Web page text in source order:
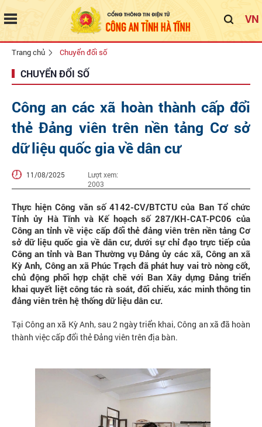
VN
Trang chủ Chuyển đổi số
CHUYỂN ĐỔI SỐ
Công an các xã hoàn thành cấp đổi
thẻ Đảng viên trên nền tảng Cơ sở
dữ liệu quốc gia về dân cư
11/08/2025
Lượt xem:
2003
Thực hiện Công văn số 4142-CV/BTCTU của Ban Tổ chức
Tỉnh ủy Hà Tĩnh và Kế hoạch số 287/KH-CAT-PC06 của
Công an tỉnh về việc cấp đổi thẻ đảng viên trên nền tảng Cơ
sở dữ liệu quốc gia về dân cư, dưới sự chỉ đạo trực tiếp của
Công an tỉnh và Ban Thường vụ Đảng ủy các xã, Công an xã
Kỳ Anh, Công an xã Phúc Trạch đã phát huy vai trò nòng cốt,
chủ động phối hợp chặt chẽ với Ban Xây dựng Đảng triển
khai quyết liệt công tác rà soát, đối chiếu, xác minh thông tin
đảng viên trên hệ thống dữ liệu dân cư.
Tại Công an xã Kỳ Anh, sau 2 ngày triển khai, Công an xã đã hoàn
thành việc cấp đổi thẻ Đảng viên trên địa bàn.